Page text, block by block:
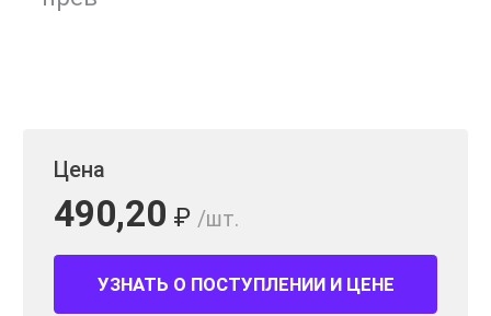
Цена
490,20 ₽ /шт.
УЗНАТЬ О ПОСТУПЛЕНИИ И ЦЕНЕ